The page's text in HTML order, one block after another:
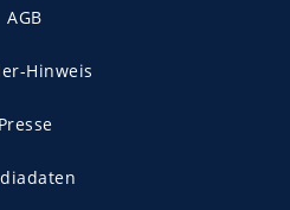
AGB
Hinweis
Presse